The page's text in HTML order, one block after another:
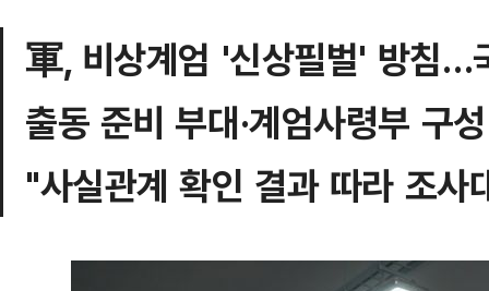
軍, 비상계엄 '신상필벌' 방침…
출동 준비 부대·계엄사령부 구
"사실관계 확인 결과 따라 조사